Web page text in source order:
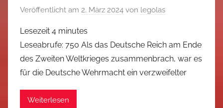
Veröffentlicht am 2. März 2024 von legolas
Lesezeit 4 minutes
Leseabrufe: 750 Als das Deutsche Reich am Ende
des Zweiten Weltkrieges zusammenbrach, war es
für die Deutsche Wehrmacht ein verzweifelter
Weiterlesen